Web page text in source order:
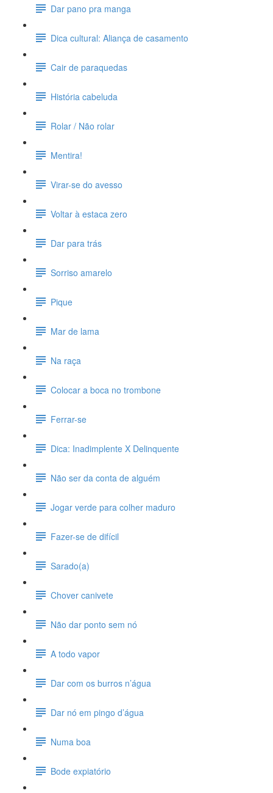
Dar pano pra manga
Dica cultural: Aliança de casamento
Cair de paraquedas
História cabeluda
Rolar / Não rolar
Mentira!
Virar-se do avesso
Voltar à estaca zero
Dar para trás
Sorriso amarelo
Pique
Mar de lama
Na raça
Colocar a boca no trombone
Ferrar-se
Dica: Inadimplente X Delinquente
Não ser da conta de alguém
Jogar verde para colher maduro
Fazer-se de difícil
Sarado(a)
Chover canivete
Não dar ponto sem nó
A todo vapor
Dar com os burros n’água
Dar nó em pingo d’água
Numa boa
Bode expiatório